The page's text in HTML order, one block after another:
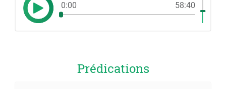
0:00 58:40
Prédications